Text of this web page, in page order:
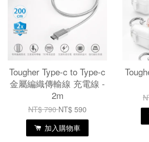
Tougher Type-c to Type-c
金屬編織傳輸線 充電線 -
2m
NT$ 790NT$ 590
加入購物車